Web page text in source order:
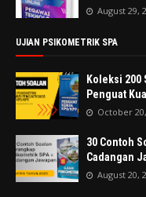
August 29,
UJIAN PSIKOMETRIK SPA
Koleksi 200
Penguat
October
30 Contoh
Cadangan
August 20,